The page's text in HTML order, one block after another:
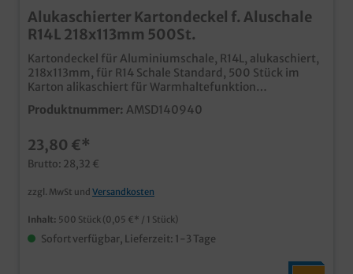
Alukaschierter Kartondeckel f. Aluschale
R14L 218x113mm 500St.
Kartondeckel für Aluminiumschale, R14L, alukaschiert,
218x113mm, für R14 Schale Standard, 500 Stück im
Karton alikaschiert für Warmhaltefunktion
Pappoberseite auch individuell bedruckbar
Produktnummer: AMSD140940
23,80 €*
Brutto: 28,32 €
zzgl. MwSt und Versandkosten
Inhalt: 500 Stück (0,05 €* / 1 Stück)
Sofort verfügbar, Lieferzeit: 1-3 Tage